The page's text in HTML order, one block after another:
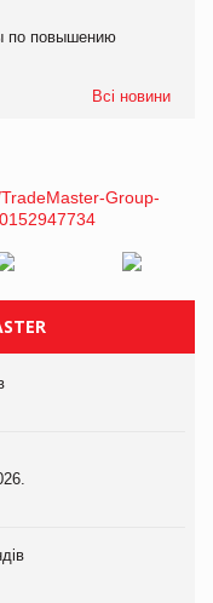
по повышению
Всі новини